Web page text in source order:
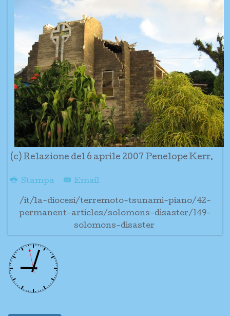
(c) Relazione del 6 aprile 2007 Penelope Kerr.
Stampa Email
/it/la-diocesi/terremoto-tsunami-piano/42-
permanent-articles/solomons-disaster/149-
solomons-disaster